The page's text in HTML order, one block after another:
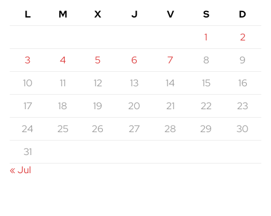
L M X J V S
D
1
2
3
4 5 6 7 8
9
10
11 12 13 14 15
16
17
18 19 20 21 22
23
24
25 26 27 28 29
30
31
« Jul